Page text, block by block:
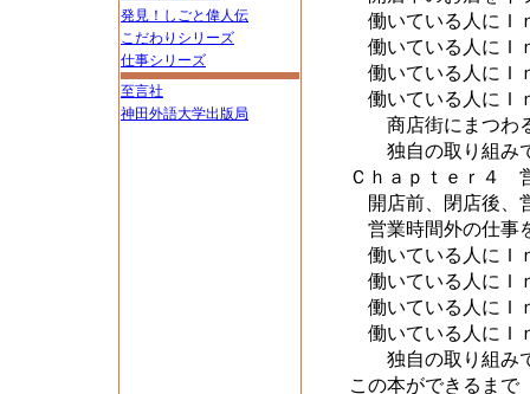
発見！しごと偉人伝
こだわりシリーズ
仕事シリーズ
至言社
神田外語大学出版局
働いている人にＩ
働いている人にＩ
働いている人にＩ
働いている人にＩ
商店街にまつわ
独自の取り組みで
Ｃｈａｐｔｅｒ４
開店前、閉店後、
営業時間外の仕事
働いている人にＩ
働いている人にＩ
働いている人にＩ
働いている人にＩ
独自の取り組みで
この本ができるまで